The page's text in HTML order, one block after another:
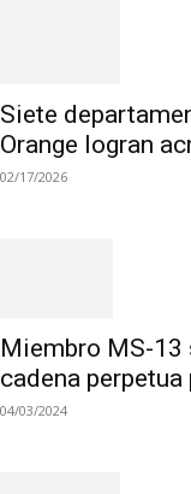
Siete
Orange logran
02/17/2026
Miembro MS-13
cadena perpetua
04/03/2024